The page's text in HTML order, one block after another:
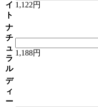
イ
ト
1,122円
ナ
チ
ュ
ラ
ル
1,188円
デ
ィ
ー